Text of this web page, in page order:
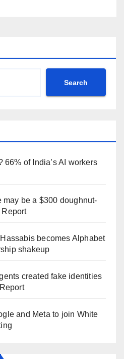
Search
66% of India’s AI workers
may be a $300 doughnut-
Report
becomes Alphabet
shakeup
created fake identities
and Meta to join White